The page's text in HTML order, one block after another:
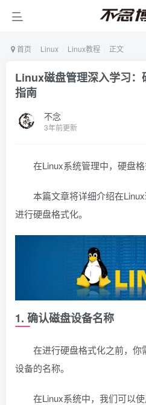
首页 Linux Linux教程 正文
Linux磁盘管理深入学习：
指南
不念
3年前更新
在Linux系统管理中，硬盘
本篇文章将详细介绍在
进行硬盘格式化。
1. 确认磁盘设备名称
在进行硬盘格式化之前，
设备的名称。
在Linux系统中，我们可以